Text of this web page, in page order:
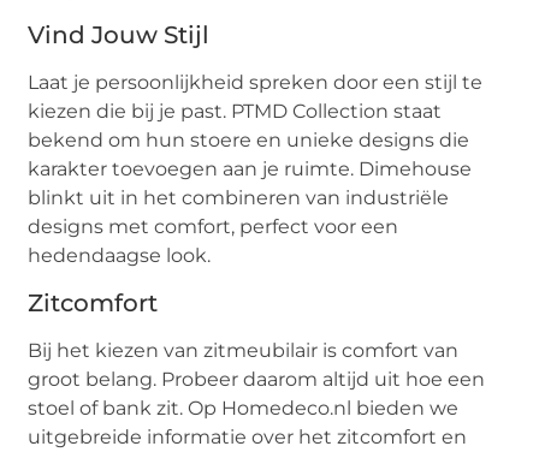
Vind Jouw Stijl
Laat je persoonlijkheid spreken door een stijl te
kiezen die bij je past. PTMD Collection staat
bekend om hun stoere en unieke designs die
karakter toevoegen aan je ruimte. Dimehouse
blinkt uit in het combineren van industriële
designs met comfort, perfect voor een
hedendaagse look.
Zitcomfort
Bij het kiezen van zitmeubilair is comfort van
groot belang. Probeer daarom altijd uit hoe een
stoel of bank zit. Op Homedeco.nl bieden we
uitgebreide informatie over het zitcomfort en